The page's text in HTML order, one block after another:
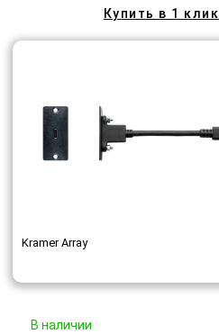
Купить в 1 клик
Kramer Array
В наличии